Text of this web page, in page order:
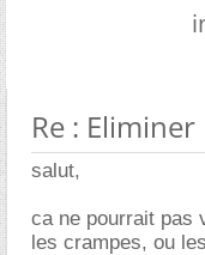
Re :
salut,
ca ne pourrait pas
les crampes, ou